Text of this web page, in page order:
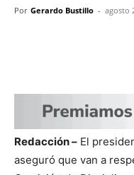
Por Gerardo Bustillo - agosto
Redacción – El
aseguró que van a